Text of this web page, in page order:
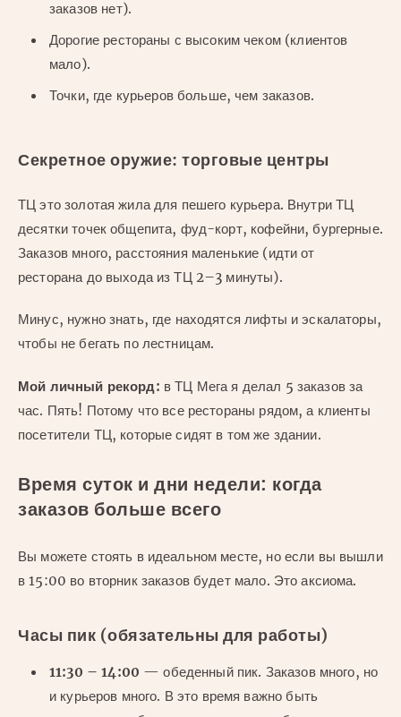
заказов нет).
Дорогие рестораны с высоким чеком (клиентов
мало).
Точки, где курьеров больше, чем заказов.
Секретное оружие: торговые центры
ТЦ это золотая жила для пешего курьера. Внутри ТЦ
десятки точек общепита, фуд-корт, кофейни, бургерные.
Заказов много, расстояния маленькие (идти от
ресторана до выхода из ТЦ 2–3 минуты).
Минус, нужно знать, где находятся лифты и эскалаторы,
чтобы не бегать по лестницам.
Мой личный рекорд: в ТЦ Мега я делал 5 заказов за
час. Пять! Потому что все рестораны рядом, а клиенты
посетители ТЦ, которые сидят в том же здании.
Время суток и дни недели: когда
заказов больше всего
Вы можете стоять в идеальном месте, но если вы вышли
в 15:00 во вторник заказов будет мало. Это аксиома.
Часы пик (обязательны для работы)
11:30 – 14:00 — обеденный пик. Заказов много, но
и курьеров много. В это время важно быть